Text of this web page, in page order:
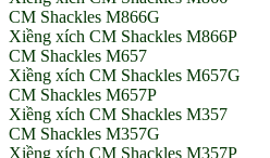
CM Shackles M866G
Xiềng xích CM Shackles M866P
CM Shackles M657
Xiềng xích CM Shackles M657G
CM Shackles M657P
Xiềng xích CM Shackles M357
CM Shackles M357G
Xiềng xích CM Shackles M357P